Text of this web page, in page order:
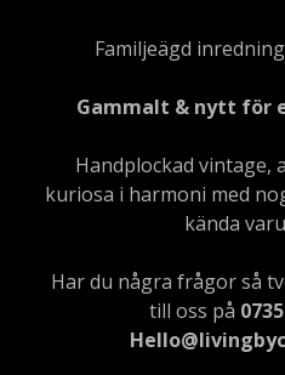
Familjeägd
Gammalt & nytt för
Handplockad vintage,
kuriosa i harmoni med
kända
Har du några frågor så
till oss på